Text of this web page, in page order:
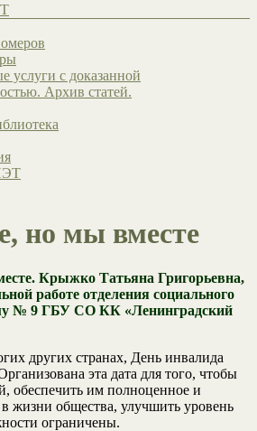
услуги с доказанной
Архив статей.
но мы вместе
Крыжко Татьяна Григорьевна,
работе отделения социального
№ 9 ГБУ СО КК «Ленинградский
других странах, День инвалида
эта дата для того, чтобы
обеспечить им полноценное и
жизни общества, улучшить уровень
ограничены.